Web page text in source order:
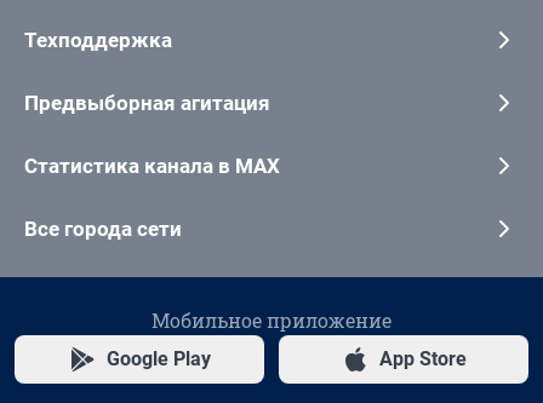
Техподдержка
Предвыборная агитация
Статистика канала в MAX
Все города сети
Мобильное приложение
Google Play App Store